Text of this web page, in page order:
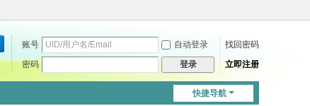
账号 自动登录
找回密码
密码
登录 立即注册
快捷导航